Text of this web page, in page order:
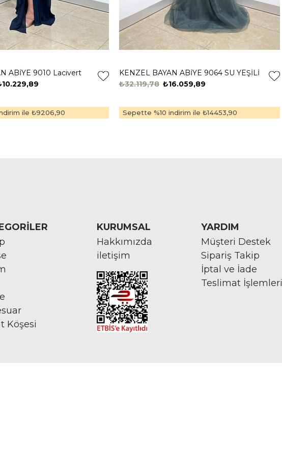
ABİYE 9010 Lacivert
ile ₺9206,90
KENZEL BAYAN ABİYE 9064 SU YEŞİLİ
₺16.059,89
₺32.119,78
Sepette %10 indirim ile ₺14453,90
Köşesi
KURUMSAL
Hakkımızda
iletişim
YARDIM
Müşteri Destek
Sipariş Takip
İptal ve İade
Teslimat İşlemleri